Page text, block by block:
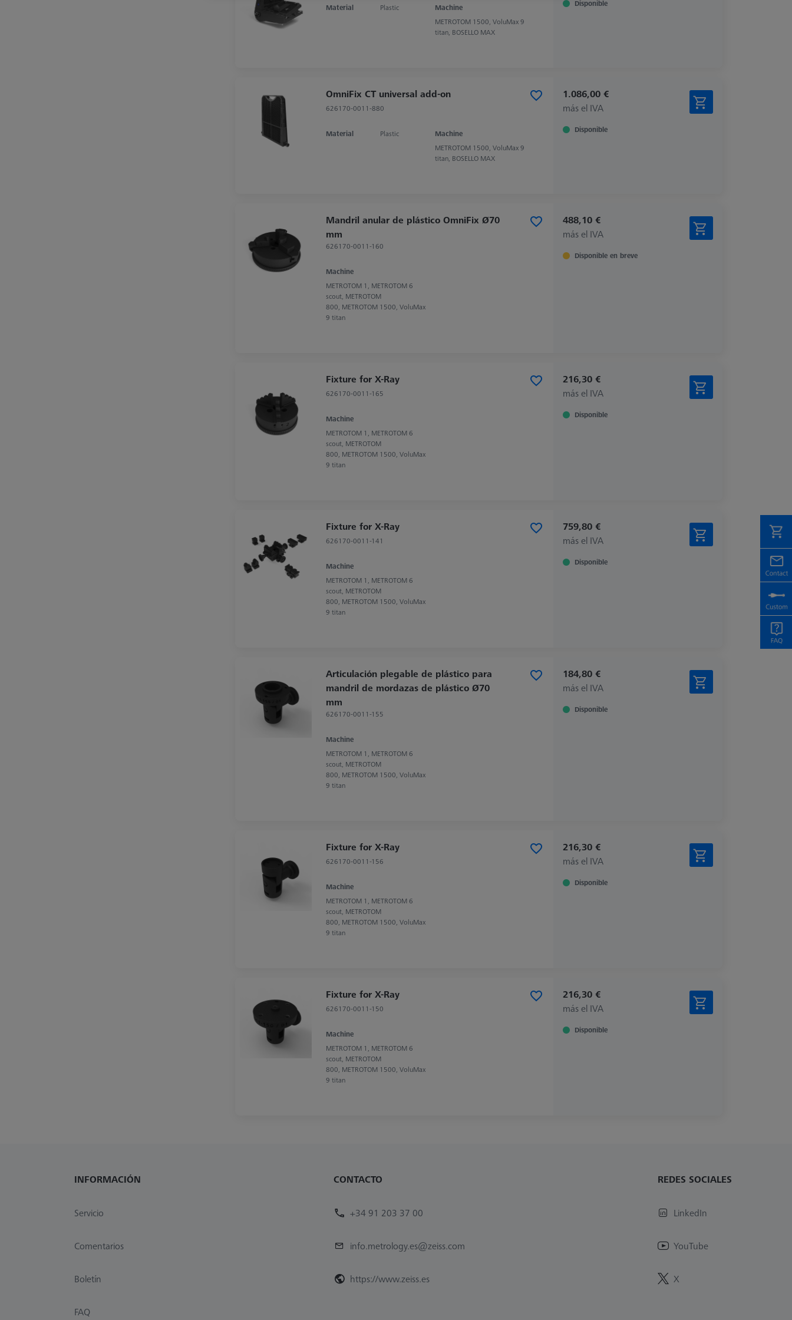
Material Plastic
Machine
METROTOM 1500, VoluMax 9
titan, BOSELLO MAX
Disponible
OmniFix CT universal add-on
626170-0011-880
Material Plastic
Machine
METROTOM 1500, VoluMax 9
titan, BOSELLO MAX
1.086,00 €
más el IVA
Disponible
Mandril anular de plástico OmniFix Ø70
mm
626170-0011-160
Machine
METROTOM 1, METROTOM 6
scout, METROTOM
800, METROTOM 1500, VoluMax
9 titan
488,10 €
más el IVA
Disponible en breve
Fixture for X-Ray
626170-0011-165
Machine
METROTOM 1, METROTOM 6
scout, METROTOM
800, METROTOM 1500, VoluMax
9 titan
216,30 €
más el IVA
Disponible
Fixture for X-Ray
626170-0011-141
Machine
METROTOM 1, METROTOM 6
scout, METROTOM
800, METROTOM 1500, VoluMax
9 titan
759,80 €
más el IVA
Disponible
Articulación plegable de plástico para
mandril de mordazas de plástico Ø70
mm
626170-0011-155
Machine
METROTOM 1, METROTOM 6
scout, METROTOM
800, METROTOM 1500, VoluMax
9 titan
184,80 €
más el IVA
Disponible
Fixture for X-Ray
626170-0011-156
Machine
METROTOM 1, METROTOM 6
scout, METROTOM
800, METROTOM 1500, VoluMax
9 titan
216,30 €
más el IVA
Disponible
Fixture for X-Ray
626170-0011-150
Machine
METROTOM 1, METROTOM 6
scout, METROTOM
800, METROTOM 1500, VoluMax
9 titan
216,30 €
más el IVA
Disponible
INFORMACIÓN
Servicio
Comentarios
Boletín
FAQ
CONTACTO
+34 91 203 37 00
info.metrology.es@zeiss.com
https://www.zeiss.es
REDES SOCIALES
LinkedIn
YouTube
X